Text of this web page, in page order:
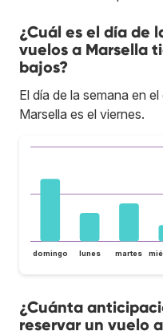
¿Cuál es el día de
vuelos a Marsella
bajos?
El día de la semana en
Marsella es el viernes.
domingo lunes martes
¿Cuánta
reservar un vuelo